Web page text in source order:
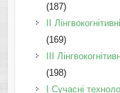
(187)
IІ
(169)
IІI
(198)
I Cучасні